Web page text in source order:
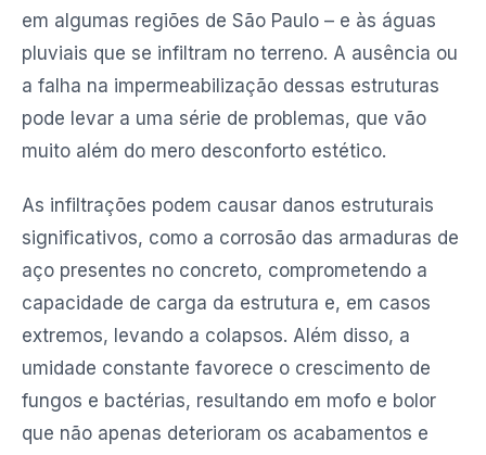
em algumas regiões de São Paulo – e às águas
pluviais que se infiltram no terreno. A ausência ou
a falha na impermeabilização dessas estruturas
pode levar a uma série de problemas, que vão
muito além do mero desconforto estético.
As infiltrações podem causar danos estruturais
significativos, como a corrosão das armaduras de
aço presentes no concreto, comprometendo a
capacidade de carga da estrutura e, em casos
extremos, levando a colapsos. Além disso, a
umidade constante favorece o crescimento de
fungos e bactérias, resultando em mofo e bolor
que não apenas deterioram os acabamentos e